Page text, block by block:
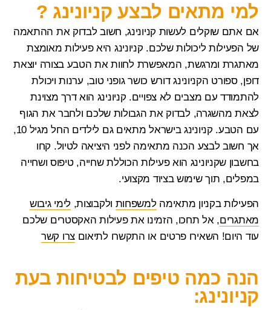
למי מתאים לבצע קניונינג ?
אם אתם שוקלים לעשות קניונינג, חשוב לבדוק את ההתאמה
של הפעילות ליכולות שלכם. קניונינג היא פעילות מאומצת
מאתגרת ומרגשת, המאפשרת לחוות את הטבע בצורה יוצאת
דופן, ספורט הקניונינג דורש כושר גופני טוב, ערנות ויכולת
להתמודד עם מצבים לא צפויים. קניונינג הוא דרך מצוינת
לצאת מהשגרה, לבדוק את הגבולות שלכם ולחבר את הגוף
עם הטבע. קניונינג בישראל
מתאים גם לילדים החל מגיל 10,
אך חשוב לבצע הכנה מתאימה לפני היציאה לטיול. קחו
בחשבון שקניונינג הוא פעילות הכוללת שחייה, טיפוס ושחייה
במפלים, תוך שימוש בציוד מקצועי.
הפעילות בקניון מתאימהלמשפחות ולקבוצות,לימי גיבוש
מאתגרים, אל תחכו, הזמינו את פעילות האקסטרים שלכם
עוד היום! השאירו פרטים או התקשרו לתיאוםצרו קשר
הנה כמה טיפים לבטיחות בעת
קניונינג: